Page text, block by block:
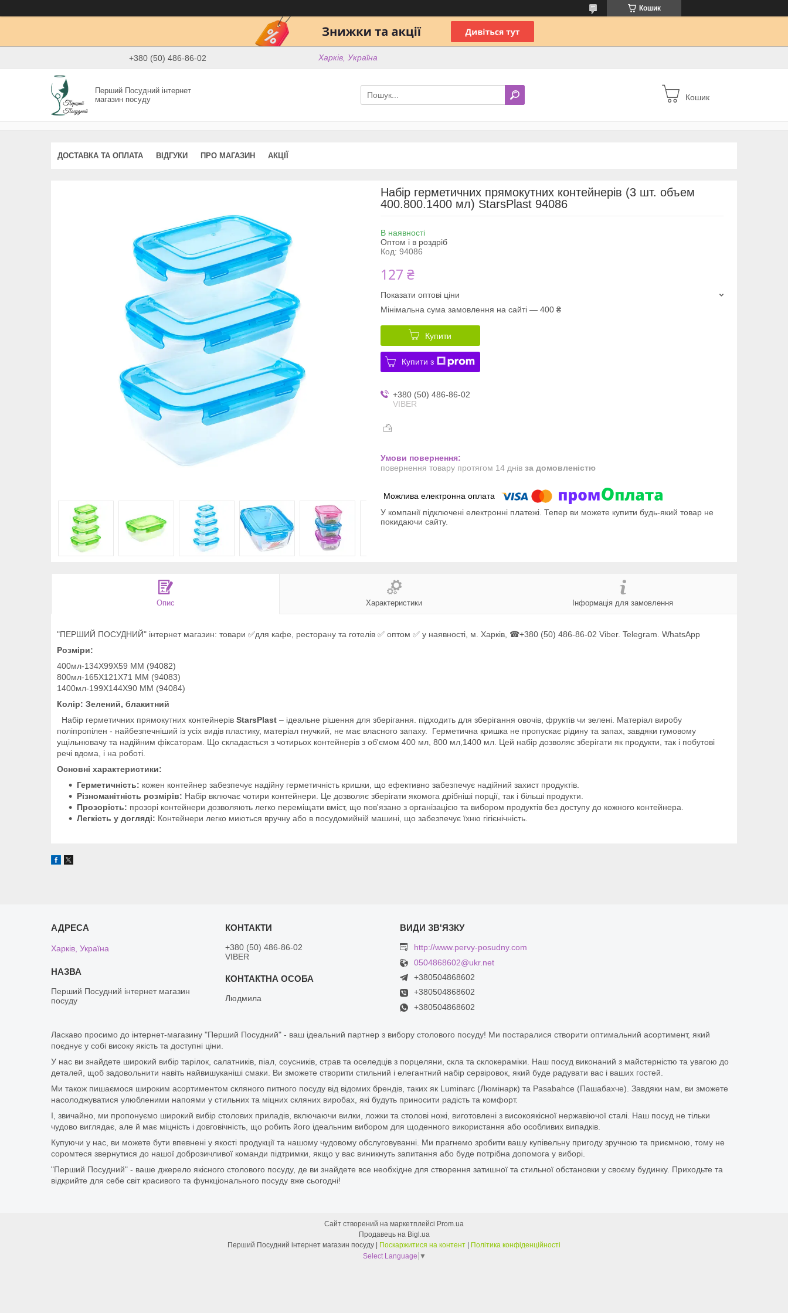
Кошик
+380 (50) 486-86-02 Харків, Україна
Перший Посудний інтернет
магазин посуду
Кошик
ДОСТАВКА ТА ОПЛАТА ВІДГУКИ ПРО МАГАЗИН АКЦІЇ
Набір герметичних прямокутних контейнерів (3 шт. объем
400.800.1400 мл) StarsPlast 94086
В наявності
Оптом і в роздріб
Код: 94086
127 ₴
Показати оптові ціни
Мінімальна сума замовлення на сайті — 400 ₴
Купити
Купити з
+380 (50) 486-86-02
VIBER
повернення товару протягом 14 днів за домовленістю
У компанії підключені електронні платежі. Тепер ви можете купити будь-який товар не
покидаючи сайту.
Опис Характеристики Інформація для замовлення
"ПЕРШИЙ ПОСУДНИЙ" інтернет магазин: товари ✅для кафе, ресторану та готелів ✅ оптом ✅ у наявності, м. Харків, ☎+380 (50) 486-86-02 Viber. Telegram. WhatsApp
Розміри:
400мл-134X99X59 MM (94082)
800мл-165X121X71 MM (94083)
1400мл-199X144X90 ММ (94084)
Колір: Зелений, блакитний
Набір герметичних прямокутних контейнерів StarsPlast – ідеальне рішення для зберігання. підходить для зберігання овочів, фруктів чи зелені. Матеріал виробу
поліпропілен - найбезпечніший із усіх видів пластику, матеріал гнучкий, не має власного запаху. Герметична кришка не пропускає рідину та запах, завдяки гумовому
ущільнювачу та надійним фіксаторам. Що складається з чотирьох контейнерів з об'ємом 400 мл, 800 мл,1400 мл. Цей набір дозволяє зберігати як продукти, так і побутові
речі вдома, і на роботі.
Основні характеристики:
Герметичність: кожен контейнер забезпечує надійну герметичність кришки, що ефективно забезпечує надійний захист продуктів.
Різноманітність розмірів: Набір включає чотири контейнери. Це дозволяє зберігати якомога дрібніші порції, так і більші продукти.
Прозорість: прозорі контейнери дозволяють легко переміщати вміст, що пов'язано з організацією та вибором продуктів без доступу до кожного контейнера.
Легкість у догляді: Контейнери легко миються вручну або в посудомийній машині, що забезпечує їхню гігієнічність.
Харків, Україна
Перший Посудний інтернет магазин
посуду
+380 (50) 486-86-02
VIBER
Людмила
http://www.pervy-posudny.com
0504868602@ukr.net
+380504868602
+380504868602
+380504868602
Ласкаво просимо до інтернет-магазину "Перший Посудний" - ваш ідеальний партнер з вибору столового посуду! Ми постаралися створити оптимальний асортимент, який
поєднує у собі високу якість та доступні ціни.
У нас ви знайдете широкий вибір тарілок, салатників, піал, соусників, страв та оселедців з порцеляни, скла та склокераміки. Наш посуд виконаний з майстерністю та увагою до
деталей, щоб задовольнити навіть найвишуканіші смаки. Ви зможете створити стильний і елегантний набір сервіровок, який буде радувати вас і ваших гостей.
Ми також пишаємося широким асортиментом скляного питного посуду від відомих брендів, таких як Luminarc (Люмінарк) та Pasabahce (Пашабахче). Завдяки нам, ви зможете
насолоджуватися улюбленими напоями у стильних та міцних скляних виробах, які будуть приносити радість та комфорт.
І, звичайно, ми пропонуємо широкий вибір столових приладів, включаючи вилки, ложки та столові ножі, виготовлені з високоякісної нержавіючої сталі. Наш посуд не тільки
чудово виглядає, але й має міцність і довговічність, що робить його ідеальним вибором для щоденного використання або особливих випадків.
Купуючи у нас, ви можете бути впевнені у якості продукції та нашому чудовому обслуговуванні. Ми прагнемо зробити вашу купівельну пригоду зручною та приємною, тому не
соромтеся звернутися до нашої доброзичливої команди підтримки, якщо у вас виникнуть запитання або буде потрібна допомога у виборі.
"Перший Посудний" - ваше джерело якісного столового посуду, де ви знайдете все необхідне для створення затишної та стильної обстановки у своєму будинку. Приходьте та
відкрийте для себе світ красивого та функціонального посуду вже сьогодні!
Сайт створений на маркетплейсі Prom.ua
Продавець на Bigl.ua
Поскаржитися на контент
Політика конфіденційності
Select Language ▼